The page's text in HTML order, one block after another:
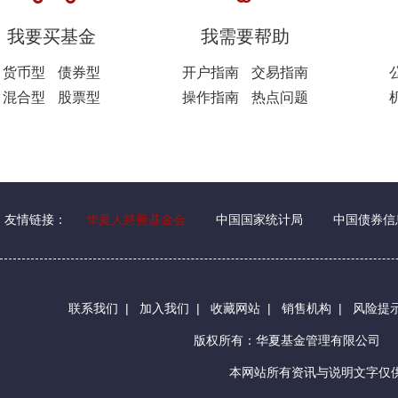
我要买基金
货币型
债券型
混合型
股票型
我需要帮助
开户指南
交易指南
操作指南
热点问题
友情链接： 华夏人慈善基金会 中国国家统计局 中国债券信
联系我们 | 加入我们 | 收藏网站 | 销售机构 | 风险提
版权所有：华夏基金管理有限公司
本网站所有资讯与说明文字仅